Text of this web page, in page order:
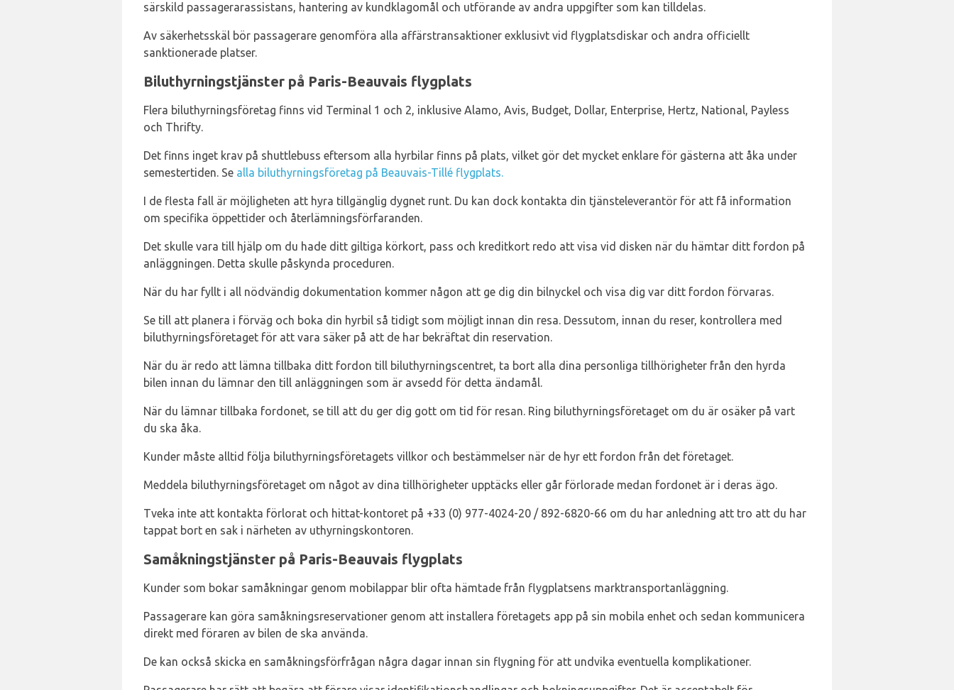
särskild passagerarassistans, hantering av kundklagomål och utförande av andra uppgifter som kan tilldelas.
Av säkerhetsskäl bör passagerare genomföra alla affärstransaktioner exklusivt vid flygplatsdiskar och andra officiellt
sanktionerade platser.
Biluthyrningstjänster på Paris-Beauvais flygplats
Flera biluthyrningsföretag finns vid Terminal 1 och 2, inklusive Alamo, Avis, Budget, Dollar, Enterprise, Hertz, National, Payless
och Thrifty.
Det finns inget krav på shuttlebuss eftersom alla hyrbilar finns på plats, vilket gör det mycket enklare för gästerna att åka under
semestertiden. Se alla biluthyrningsföretag på Beauvais-Tillé flygplats.
I de flesta fall är möjligheten att hyra tillgänglig dygnet runt. Du kan dock kontakta din tjänsteleverantör för att få information
om specifika öppettider och återlämningsförfaranden.
Det skulle vara till hjälp om du hade ditt giltiga körkort, pass och kreditkort redo att visa vid disken när du hämtar ditt fordon på
anläggningen. Detta skulle påskynda proceduren.
När du har fyllt i all nödvändig dokumentation kommer någon att ge dig din bilnyckel och visa dig var ditt fordon förvaras.
Se till att planera i förväg och boka din hyrbil så tidigt som möjligt innan din resa. Dessutom, innan du reser, kontrollera med
biluthyrningsföretaget för att vara säker på att de har bekräftat din reservation.
När du är redo att lämna tillbaka ditt fordon till biluthyrningscentret, ta bort alla dina personliga tillhörigheter från den hyrda
bilen innan du lämnar den till anläggningen som är avsedd för detta ändamål.
När du lämnar tillbaka fordonet, se till att du ger dig gott om tid för resan. Ring biluthyrningsföretaget om du är osäker på vart
du ska åka.
Kunder måste alltid följa biluthyrningsföretagets villkor och bestämmelser när de hyr ett fordon från det företaget.
Meddela biluthyrningsföretaget om något av dina tillhörigheter upptäcks eller går förlorade medan fordonet är i deras ägo.
Tveka inte att kontakta förlorat och hittat-kontoret på +33 (0) 977-4024-20 / 892-6820-66 om du har anledning att tro att du har
tappat bort en sak i närheten av uthyrningskontoren.
Samåkningstjänster på Paris-Beauvais flygplats
Kunder som bokar samåkningar genom mobilappar blir ofta hämtade från flygplatsens marktransportanläggning.
Passagerare kan göra samåkningsreservationer genom att installera företagets app på sin mobila enhet och sedan kommunicera
direkt med föraren av bilen de ska använda.
De kan också skicka en samåkningsförfrågan några dagar innan sin flygning för att undvika eventuella komplikationer.